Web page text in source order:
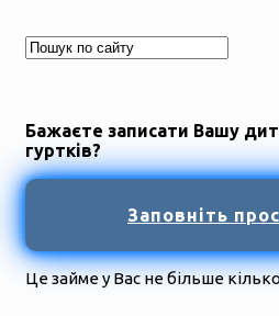
Бажаєте записати Вашу
гуртків?
Заповніть
Це займе у Вас не більше